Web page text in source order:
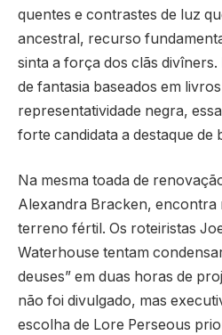
quentes e contrastes de luz
ancestral, recurso
sinta a força dos clãs
de fantasia baseados em
representatividade negra,
forte candidata a destaque de
Na mesma toada de
Alexandra Bracken, encontra
terreno fértil. Os roteiristas
Waterhouse tentam
deuses” em duas horas de
não foi divulgado, mas
escolha de Lore Perseous